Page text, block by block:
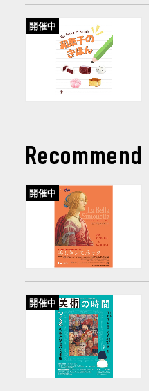
開催中
Recommend
開催中
開催中